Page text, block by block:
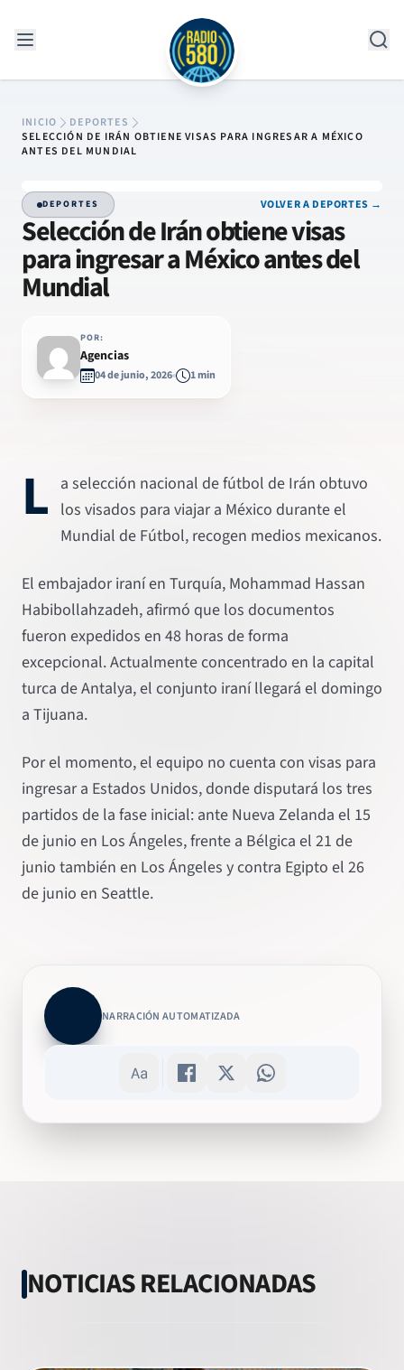
INICIO
DEPORTES
SELECCIÓN DE IRÁN OBTIENE VISAS PARA INGRESAR A MÉXICO
ANTES DEL MUNDIAL
DEPORTES VOLVER A DEPORTES →
Selección de Irán obtiene visas
para ingresar a México antes del
Mundial
POR:
Agencias
04 de junio, 2026 1 min
L a selección nacional de fútbol de Irán obtuvo
los visados para viajar a México durante el
Mundial de Fútbol, recogen medios mexicanos.
El embajador iraní en Turquía, Mohammad Hassan
Habibollahzadeh, afirmó que los documentos
fueron expedidos en 48 horas de forma
excepcional. Actualmente concentrado en la capital
turca de Antalya, el conjunto iraní llegará el domingo
a Tijuana.
Por el momento, el equipo no cuenta con visas para
ingresar a Estados Unidos, donde disputará los tres
partidos de la fase inicial: ante Nueva Zelanda el 15
de junio en Los Ángeles, frente a Bélgica el 21 de
junio también en Los Ángeles y contra Egipto el 26
de junio en Seattle.
NARRACIÓN AUTOMATIZADA
NOTICIAS RELACIONADAS